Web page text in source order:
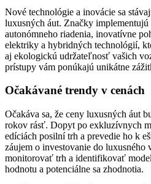
Nové technológie a inovácie sa
luxusných áut. Značky
autonómneho riadenia, inovatívne
elektriky a hybridných technológií,
aj ekologickú udržateľnosť vašich
prístupy vám ponúkajú unikátne
Očakávané trendy v cenách
Očakáva sa, že ceny luxusných áut
rokov rásť. Dopyt po exkluzívnych
edíciách posilní trh a prevedie ho k
záujem o investovanie do luxusného
monitorovať trh a identifikovať
hodnotu a potenciálne sa zhodnotia.